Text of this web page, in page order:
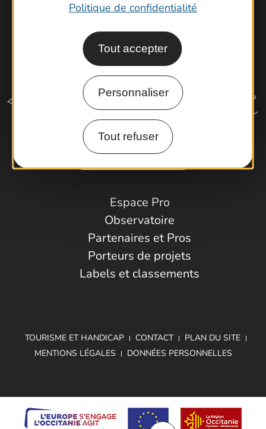
Politique de confidentialité
Tout accepter
Personnaliser
Tout refuser
Comment venir ?
Espace Pro
Observatoire
Partenaires et Pros
Porteurs de projets
Labels et classements
TOURISME ET HANDICAP CONTACT
PLAN DU SITE
MENTIONS LÉGALES
DONNÉES PERSONNELLES